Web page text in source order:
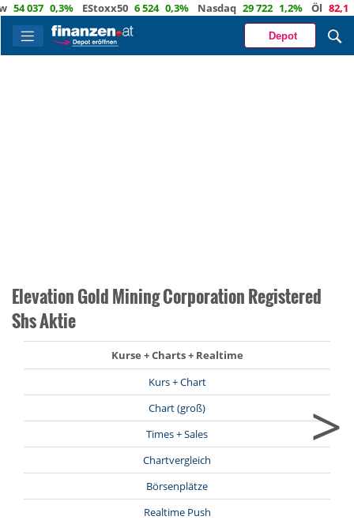
037 0,3% EStoxx50 6 524 0,3% Nasdaq 29 722 1,2% Öl 82,1 -
Depot
Elevation Gold Mining Corporation Registered
Shs Aktie
Kurse + Charts + Realtime
Kurs + Chart
Chart (groß)
Times + Sales
Chartvergleich
Börsenplätze
Realtime Push
>